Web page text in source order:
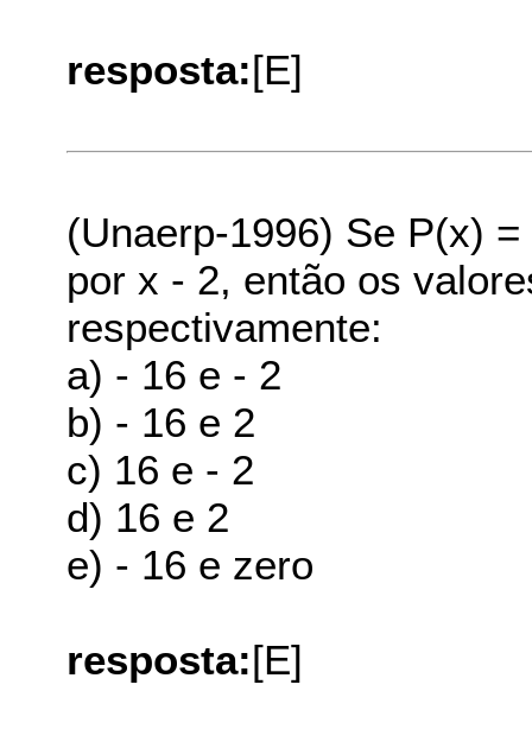
resposta:[E]
(Unaerp-1996) Se P(x)
por x - 2, então os
respectivamente:
a) - 16 e - 2
b) - 16 e 2
c) 16 e - 2
d) 16 e 2
e) - 16 e zero
resposta:[E]